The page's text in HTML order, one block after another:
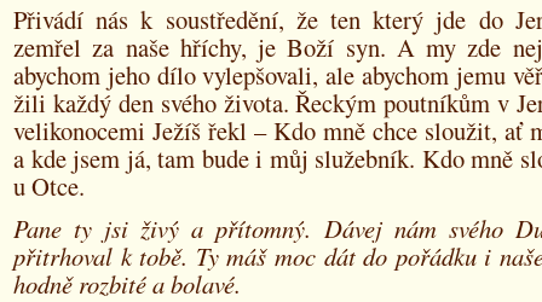
Přivádí nás k soustředění, že ten který jde do
zemřel za naše hříchy, je Boží syn. A my zde
abychom jeho dílo vylepšovali, ale abychom jemu
žili každý den svého života. Řeckým poutníkům v
velikonocemi Ježíš řekl – Kdo mně chce sloužit, ať
a kde jsem já, tam bude i můj služebník. Kdo mně
u Otce.
Pane ty jsi živý a přítomný. Dávej nám svého
přitrhoval k tobě. Ty máš moc dát do pořádku i
hodně rozbité a bolavé.